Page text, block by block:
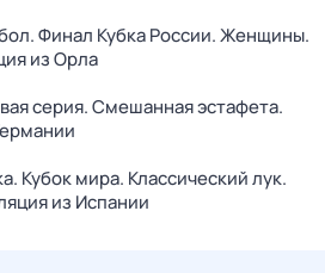
Финал Кубка России. Женщины.
из Орла
серия. Смешанная эстафета.
Кубок мира. Классический лук.
из Испании